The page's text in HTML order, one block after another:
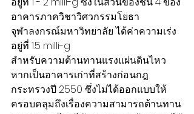
อาคารภาควิชาวิศวกรรมโยธา
จุฬาลงกรณ์มหาวิทยาลัย ได้ค่าความเร่ง
อยู่ที่ 1.5 milli-g
สำหรับความต้านทานแรงแผ่นดินไหว
หากเป็นอาคารเก่าที่สร้างก่อนกฎ
กระทรวงปี 2550 ซึ่งไม่ได้ออกแบบให้
ครอบคลุมถึงเรื่องความสามารถต้านทาน